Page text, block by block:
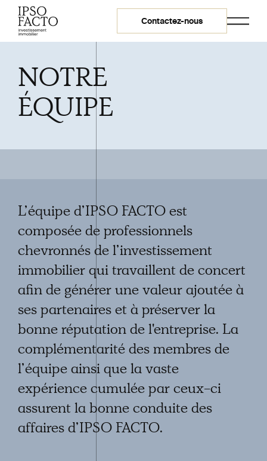
Contactez-nous
Contactez-
nous.
Montréal QC H3A
3H3
© 2026 Ipso Facto -
NOTRE
ÉQUIPE
L’équipe d’IPSO FACTO est
composée de professionnels
chevronnés de l’investissement
immobilier qui travaillent de concert
afin de générer une valeur ajoutée à
ses partenaires et à préserver la
bonne réputation de l'entreprise. La
complémentarité des membres de
l’équipe ainsi que la vaste
expérience cumulée par ceux-ci
assurent la bonne conduite des
affaires d’IPSO FACTO.